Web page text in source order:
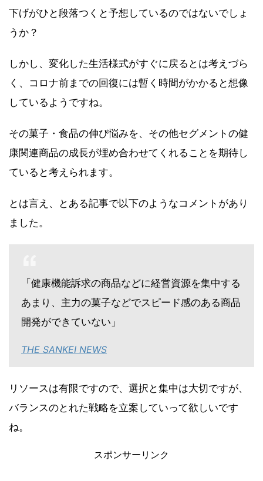
下げがひと段落つくと予想しているのではないでしょ
うか？
しかし、変化した生活様式がすぐに戻るとは考えづら
く、コロナ前までの回復には暫く時間がかかると想像
しているようですね。
その菓子・食品の伸び悩みを、その他セグメントの健
康関連商品の成長が埋め合わせてくれることを期待し
ていると考えられます。
とは言え、とある記事で以下のようなコメントがあり
ました。
「健康機能訴求の商品などに経営資源を集中する
あまり、主力の菓子などでスピード感のある商品
開発ができていない」
THE SANKEI NEWS
リソースは有限ですので、選択と集中は大切ですが、
バランスのとれた戦略を立案していって欲しいです
ね。
スポンサーリンク